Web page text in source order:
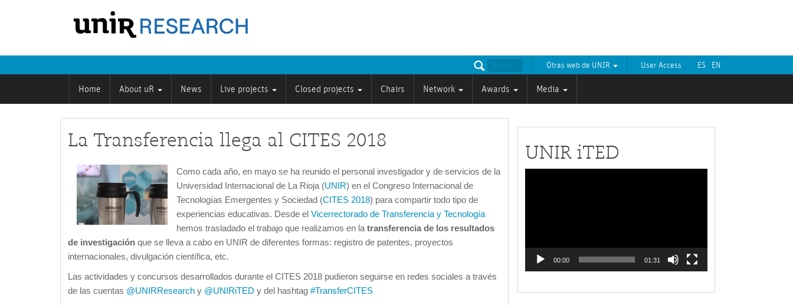
ES EN
User Access
Otras web de UNIR
Home About uR News Live projects Closed projects Chairs Network Awards Media
La Transferencia llega al CITES 2018
Como cada año, en mayo se ha reunido el personal investigador y de servicios de la
Universidad Internacional de La Rioja (UNIR) en el Congreso Internacional de
Tecnologías Emergentes y Sociedad (CITES 2018) para compartir todo tipo de
experiencias educativas. Desde el Vicerrectorado de Transferencia y Tecnología
hemos trasladado el trabajo que realizamos en latransferencia de los resultados
de investigación que se lleva a cabo en UNIR de diferentes formas: registro de patentes, proyectos
internacionales, divulgación científica, etc.
Las actividades y concursos desarrollados durante el CITES 2018 pudieron seguirse en redes sociales a través
de las cuentas @UNIRResearch y @UNIRiTED y del hashtag #TransferCITES
UNIR iTED
00:00 01:31